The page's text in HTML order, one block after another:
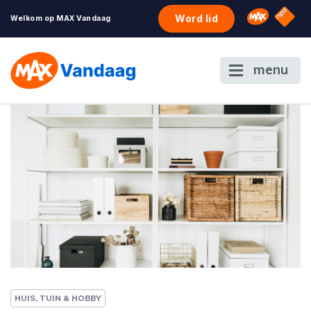
Welkom op MAX Vandaag Word lid Omroep
NPO
menu
HUIS, TUIN & HOBBY